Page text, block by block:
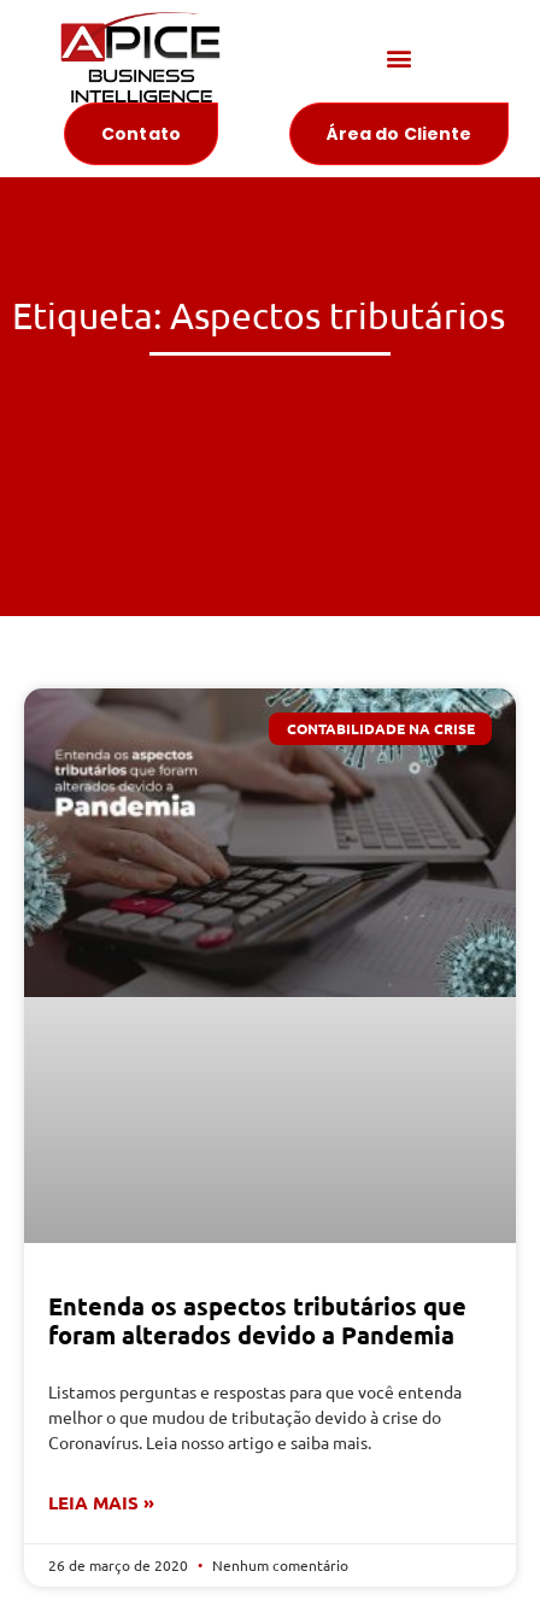
Contato Área do Cliente
Etiqueta: Aspectos tributários
CONTABILIDADE NA CRISE
Entenda os aspectos tributários que
foram alterados devido a Pandemia
Listamos perguntas e respostas para que você entenda
melhor o que mudou de tributação devido à crise do
Coronavírus. Leia nosso artigo e saiba mais.
LEIA MAIS »
26 de março de 2020 Nenhum comentário